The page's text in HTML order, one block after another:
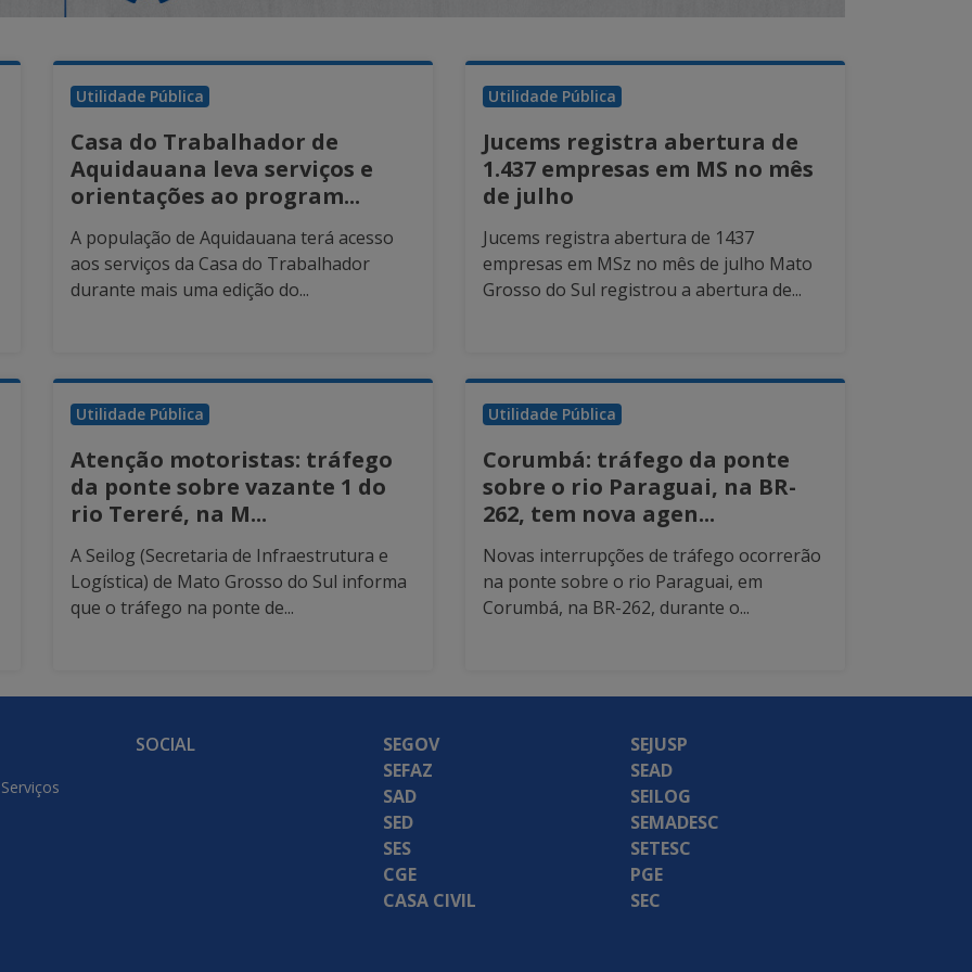
Utilidade Pública
Casa do Trabalhador de
Aquidauana leva serviços e
orientações ao program...
A população de Aquidauana terá acesso
aos serviços da Casa do Trabalhador
durante mais uma edição do...
Utilidade Pública
Jucems registra abertura de
1.437 empresas em MS no mês
de julho
Jucems registra abertura de 1437
empresas em MSz no mês de julho Mato
Grosso do Sul registrou a abertura de...
Utilidade Pública
Atenção motoristas: tráfego
da ponte sobre vazante 1 do
rio Tereré, na M...
A Seilog (Secretaria de Infraestrutura e
Logística) de Mato Grosso do Sul informa
que o tráfego na ponte de...
Utilidade Pública
Corumbá: tráfego da ponte
sobre o rio Paraguai, na BR-
262, tem nova agen...
Novas interrupções de tráfego ocorrerão
na ponte sobre o rio Paraguai, em
Corumbá, na BR-262, durante o...
SOCIAL
SEGOV
SEFAZ
SAD
SED
SES
CGE
CASA CIVIL
SEJUSP
SEAD
SEILOG
SEMADESC
SETESC
PGE
SEC